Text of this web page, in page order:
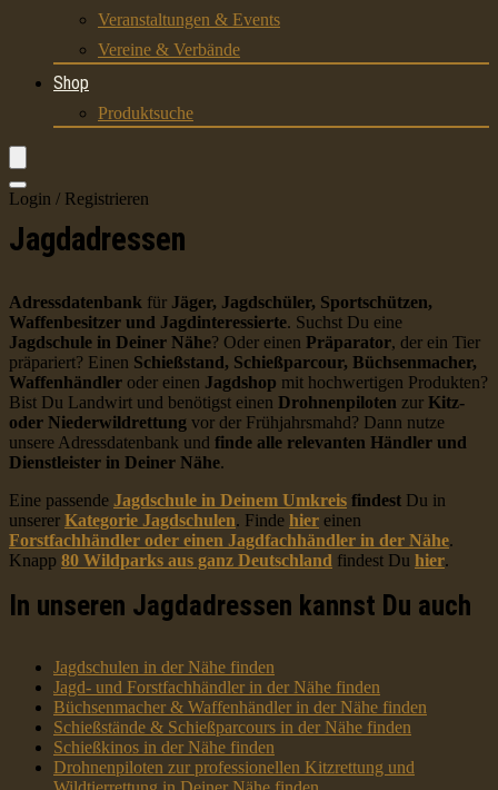
Veranstaltungen & Events
Vereine & Verbände
Shop
Produktsuche
Login / Registrieren
Jagdadressen
Adressdatenbank für Jäger, Jagdschüler, Sportschützen,
Waffenbesitzer und Jagdinteressierte. Suchst Du eine
Jagdschule in Deiner Nähe? Oder einen Präparator, der ein Tier
präpariert? Einen Schießstand, Schießparcour, Büchsenmacher,
Waffenhändler oder einen Jagdshop mit hochwertigen Produkten?
Bist Du Landwirt und benötigst einen Drohnenpiloten zur Kitz-
oder Niederwildrettung vor der Frühjahrsmahd? Dann nutze
unsere Adressdatenbank und finde alle relevanten Händler und
Dienstleister in Deiner Nähe.
Eine passende Jagdschule in Deinem Umkreis findest Du in
unserer Kategorie Jagdschulen. Finde hier einen
Forstfachhändler oder einen Jagdfachhändler in der Nähe.
Knapp 80 Wildparks aus ganz Deutschland findest Du hier.
In unseren Jagdadressen kannst Du auch
Jagdschulen in der Nähe finden
Jagd- und Forstfachhändler in der Nähe finden
Büchsenmacher & Waffenhändler in der Nähe finden
Schießstände & Schießparcours in der Nähe finden
Schießkinos in der Nähe finden
Drohnenpiloten zur professionellen Kitzrettung und